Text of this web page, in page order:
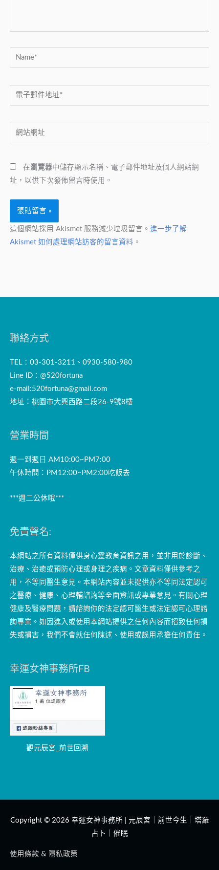
Name*
電
子
件
地
*
網
站
址
在瀏覽器中儲存顯示名稱、電子郵件地址及個人網站網
址，以供下次發佈留言時使用。
這個網站採用 Akismet 服務減少垃圾留言。 進一步了解
Akismet 如何處理網站訪客的留言資料 。
聯絡方式
TEL：03-301-3211、0930-580-980
Line ID：@520fortuna
e-mail:520fortuna@gmail.com
地址：桃園市大興西路二段26-9號8樓
營業時間
週一到週日 AM10:00~PM7:00
午休時間：PM12:00~PM2:00吃飯去
***週二公休哦***
免責聲名:
本網站之所有資料僅供身心靈教育資訊之用，並非用於診斷、
治療、治癒或預防心理或身理之疾病。文章資料僅供參考之
用，不等同醫生意見。本網站內容並未提供亦不等同法定認可
之醫療、健康、心理輔諮詢等全面資訊或專業意見。有關心理
健康及醫療問題，請諮詢你的法定認可醫生或法定認可心理諮
詢專業。如因進入或使用本網站提供之任何內容而招致任何損
失或損害，我們不會就任何陳述、使用或誤用承擔任何責任。
幸運女神事務所FB
觀元辰宮_前世回溯
Copyright © 2026 幸運女神事務所 | 元辰宮｜前世今生｜塔羅
占卜｜催眠
使用條款 & 隱私政策